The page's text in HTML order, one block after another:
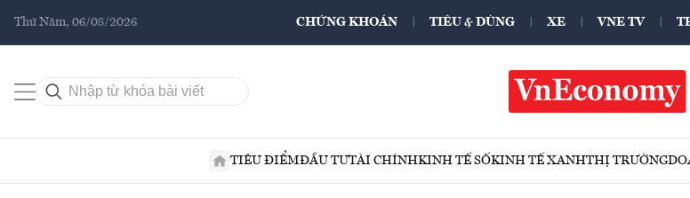
Thứ Năm, 06/08/2026 CHỨNG KHOÁN TIÊU & DÙNG XE VNE TV
TIÊU ĐIỂMĐẦU TƯTÀI CHÍNHKINH TẾ SỐKINH TẾ XANHTHỊ TRƯỜNG